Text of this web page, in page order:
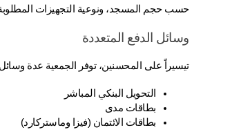
حسب حجم المسجد، ونوعية التجهيزات
وسائل الدفع المتعددة
تيسيراً على المحسنين، توفر الجمعية عدة
التحويل البنكي المباشر
بطاقات مدى
بطاقات الائتمان (فيزا وماستركارد)